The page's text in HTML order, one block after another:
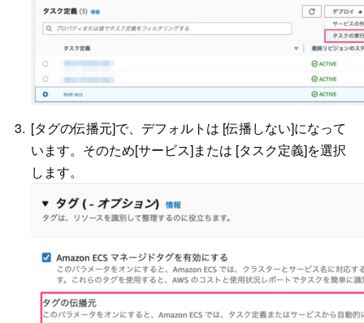
[タグの伝播元]で、デフォルトは [伝播しない]になって
います。そのため[サービス]または [タスク定義]を選択
します。